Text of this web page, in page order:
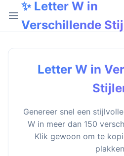
menu
✨ Letter W in
Verschillende
Letter W in
Genereer snel een
W in meer dan 150
Klik gewoon om te